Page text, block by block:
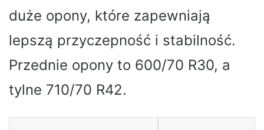
duże opony, które zapewniają
lepszą przyczepność i stabilność.
Przednie opony to 600/70 R30, a
tylne 710/70 R42.